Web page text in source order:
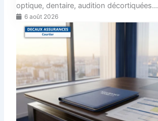
optique, dentaire, audition décortiquées...
6 août 2026